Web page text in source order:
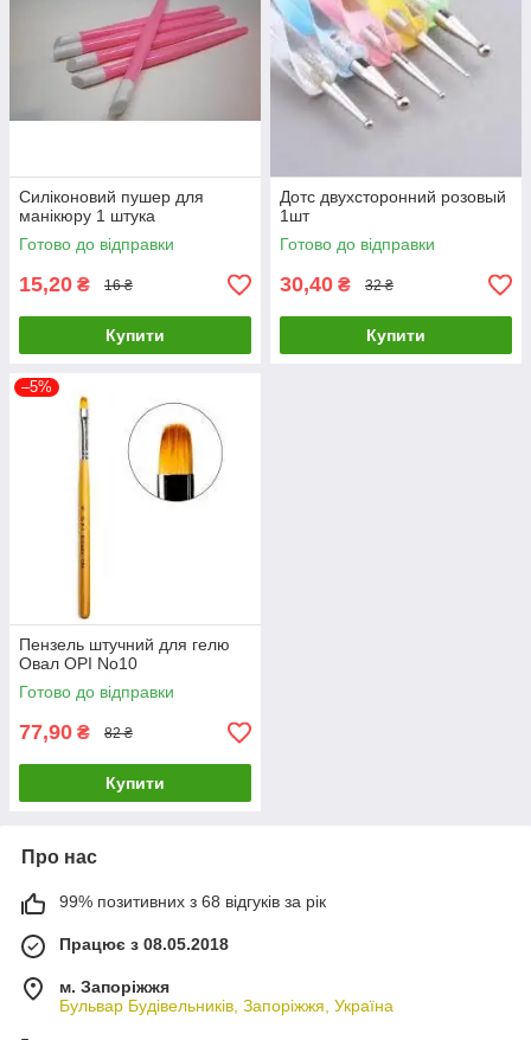
Силіконовий пушер для
манікюру 1 штука
Готово до відправки
15,20 ₴ 16 ₴
Купити
Дотс двухсторонний розовый
1шт
Готово до відправки
30,40 ₴ 32 ₴
Купити
–5%
Пензель штучний для гелю
Овал OPI No10
Готово до відправки
77,90 ₴ 82 ₴
Купити
Про нас
99% позитивних з 68 відгуків за рік
Працює з 08.05.2018
м. Запоріжжя
Бульвар Будівельників, Запоріжжя, Україна